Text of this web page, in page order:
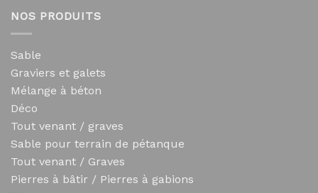
NOS PRODUITS
Sable
Graviers et galets
Mélange à béton
Déco
Tout venant / graves
Sable pour terrain de pétanque
Tout venant / Graves
Pierres à bâtir / Pierres à gabions